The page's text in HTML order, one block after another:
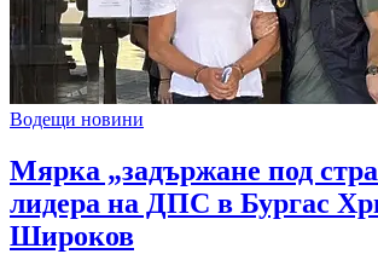
Водещи новини
Мярка „задържане под
лидера на ДПС в Бургас
Широков